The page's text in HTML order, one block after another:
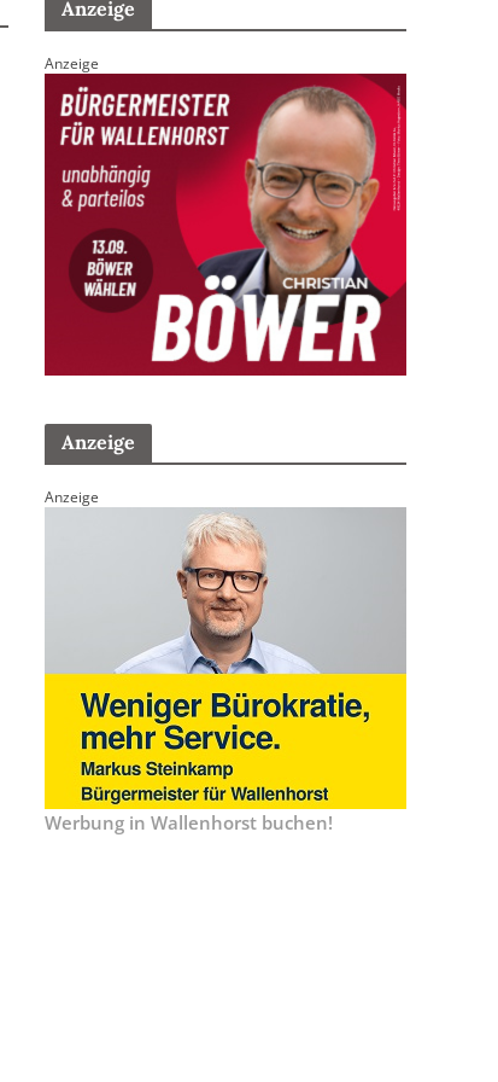
Anzeige
Anzeige
Anzeige
Anzeige
Werbung in Wallenhorst buchen!